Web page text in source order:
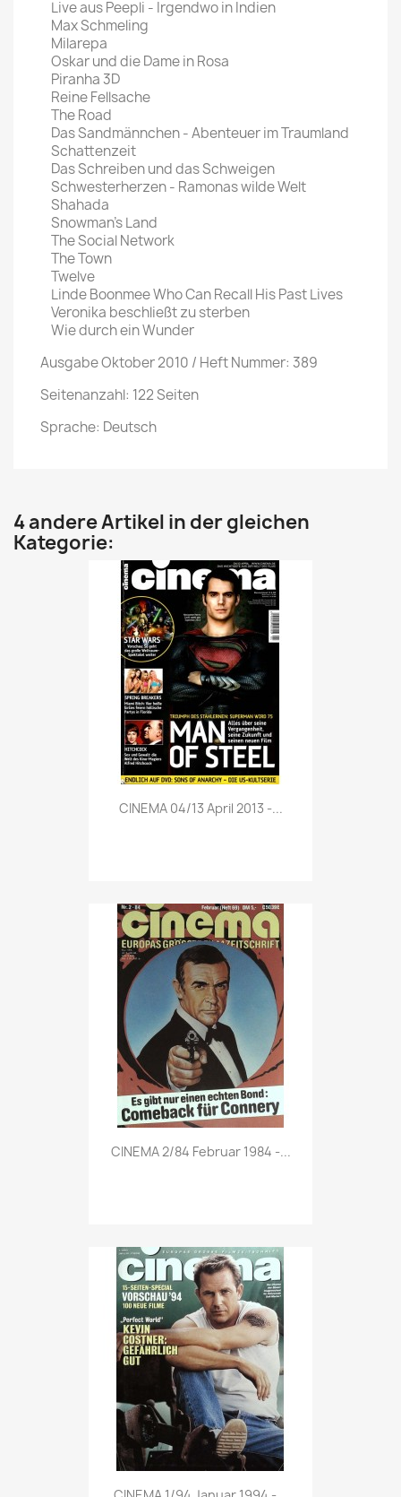
Live aus Peepli - Irgendwo in Indien
Max Schmeling
Milarepa
Oskar und die Dame in Rosa
Piranha 3D
Reine Fellsache
The Road
Das Sandmännchen - Abenteuer im Traumland
Schattenzeit
Das Schreiben und das Schweigen
Schwesterherzen - Ramonas wilde Welt
Shahada
Snowman's Land
The Social Network
The Town
Twelve
Linde Boonmee Who Can Recall His Past Lives
Veronika beschließt zu sterben
Wie durch ein Wunder
Ausgabe Oktober 2010 / Heft Nummer: 389
Seitenanzahl: 122 Seiten
Sprache: Deutsch
4 andere Artikel in der gleichen
Kategorie:
Vorschau
CINEMA 04/13 April 2013 -...
Vorschau
CINEMA 2/84 Februar 1984 -...
Vorschau